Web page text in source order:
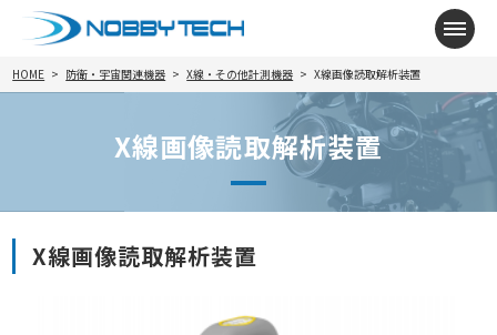
メニ
HOME 防衛・宇宙関連機器 X線・その他計測機器 X線画像読取解析装置
X線画像読取解析装置
X線画像読取解析装置